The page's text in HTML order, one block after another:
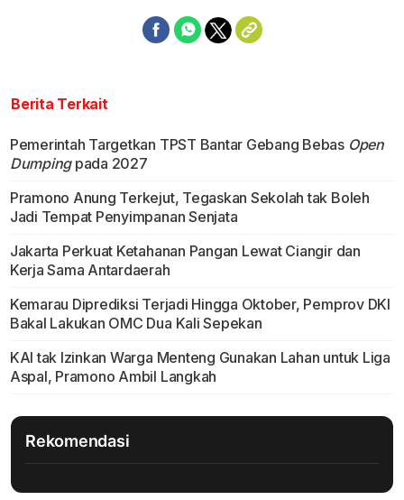
Berita Terkait
Pemerintah Targetkan TPST Bantar Gebang Bebas Open
Dumpingpada 2027
Pramono Anung Terkejut, Tegaskan Sekolah tak Boleh
Jadi Tempat Penyimpanan Senjata
Jakarta Perkuat Ketahanan Pangan Lewat Ciangir dan
Kerja Sama Antardaerah
Kemarau Diprediksi Terjadi Hingga Oktober, Pemprov DKI
Bakal Lakukan OMC Dua Kali Sepekan
KAI tak Izinkan Warga Menteng Gunakan Lahan untuk Liga
Aspal, Pramono Ambil Langkah
Rekomendasi